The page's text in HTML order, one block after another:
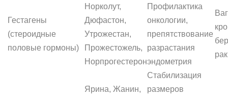
Гестагены
(стероидные
половые гормоны)
Норколут,
Дюфастон,
Утрожестан,
Прожестожель,
Норпрогестерон
Профилактика
онкологии,
препятствование
разрастания
эндометрия
Ярина, Жанин,
Стабилизация
размеров